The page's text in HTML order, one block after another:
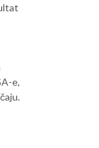
e,